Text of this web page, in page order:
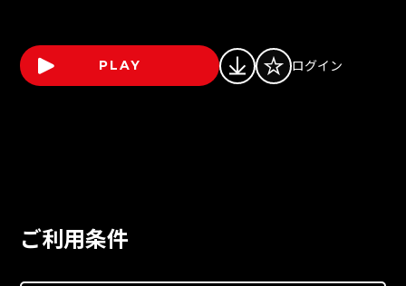
PLAY ログイン
ご利用条件